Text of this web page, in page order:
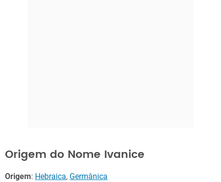
Origem do Nome Ivanice
Origem: Hebraica, Germânica